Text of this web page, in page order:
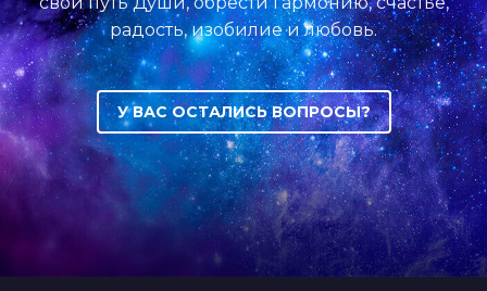
радость, изобилие и любовь.
У ВАС ОСТАЛИСЬ ВОПРОСЫ?